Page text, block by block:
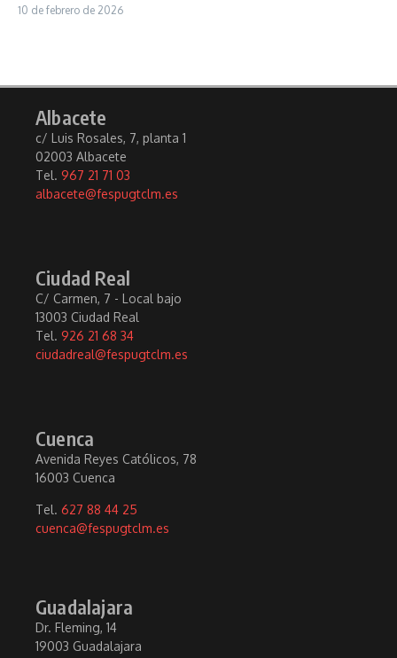
10 de febrero de 2026
Albacete
c/ Luis Rosales, 7, planta 1
02003 Albacete
Tel. 967 21 71 03
albacete@fespugtclm.es
Ciudad Real
C/ Carmen, 7 - Local bajo
13003 Ciudad Real
Tel. 926 21 68 34
ciudadreal@fespugtclm.es
Cuenca
Avenida Reyes Católicos, 78
16003 Cuenca
Tel. 627 88 44 25
cuenca@fespugtclm.es
Guadalajara
Dr. Fleming, 14
19003 Guadalajara